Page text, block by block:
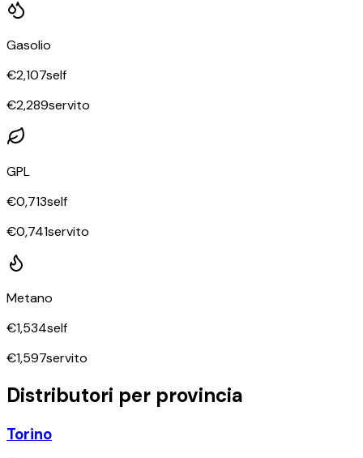
Gasolio
€2,107self
€2,289servito
GPL
€0,713self
€0,741servito
Metano
€1,534self
€1,597servito
Distributori per provincia
Torino